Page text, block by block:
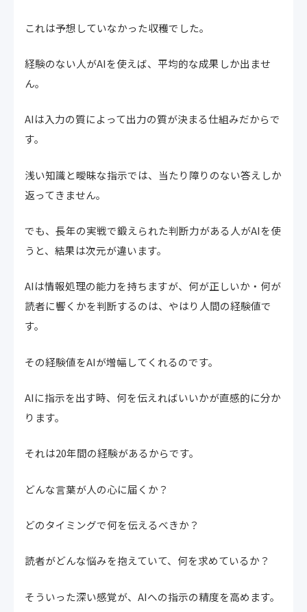
これは予想していなかった収穫でした。
経験のない人がAIを使えば、平均的な成果しか出ませ
ん。
AIは入力の質によって出力の質が決まる仕組みだからで
す。
浅い知識と曖昧な指示では、当たり障りのない答えしか
返ってきません。
でも、長年の実戦で鍛えられた判断力がある人がAIを使
うと、結果は次元が違います。
AIは情報処理の能力を持ちますが、何が正しいか・何が
読者に響くかを判断するのは、やはり人間の経験値で
す。
その経験値をAIが増幅してくれるのです。
AIに指示を出す時、何を伝えればいいかが直感的に分か
ります。
それは20年間の経験があるからです。
どんな言葉が人の心に届くか？
どのタイミングで何を伝えるべきか？
読者がどんな悩みを抱えていて、何を求めているか？
そういった深い感覚が、AIへの指示の精度を高めます。